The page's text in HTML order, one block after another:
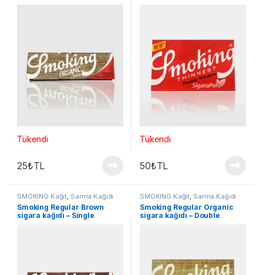
Tükendi
25₺TL
Tükendi
50₺TL
SMOKING Kağıt Sarma Kağıdı
Smoking Regular Brown
sigara kağıdı – Single
SMOKING Kağıt Sarma Kağıdı
Smoking Regular Organic
sigara kağıdı – Double